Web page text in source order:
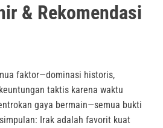
& Rekomendasi
faktor—dominasi historis,
taktis karena waktu
gaya bermain—semua bukti
Irak adalah favorit kuat